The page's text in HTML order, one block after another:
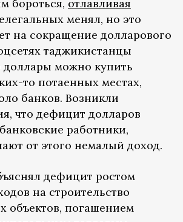
бороться, отлавливая
менял, но это
на сокращение долларового
таджикистанцы
доллары можно купить
то потаенных местах,
банков. Возникли
что дефицит долларов
работники,
от этого немалый доход.
дефицит ростом
на строительство
объектов, погашением